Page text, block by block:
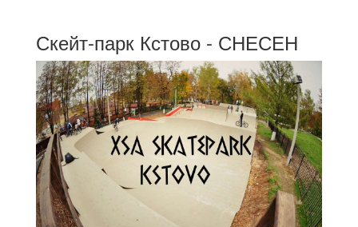
Скейт-парк Кстово - СНЕСЕН